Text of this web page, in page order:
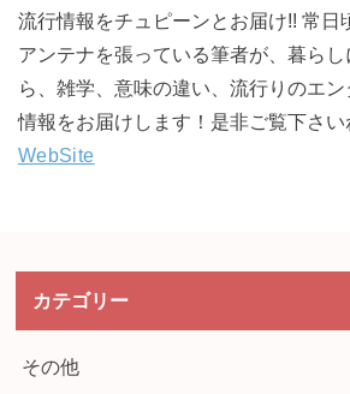
流行情報をチュピーンとお届け!! 常日
アンテナを張っている筆者が、暮ら
ら、雑学、意味の違い、流行りのエ
情報をお届けします！是非ご覧下さい
WebSite
カテゴリー
その他